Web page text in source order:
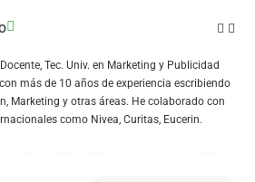
Tec. Univ. en Marketing y Publicidad
más de 10 años de experiencia escribiendo
Marketing y otras áreas. He colaborado con
como Nivea, Curitas, Eucerin.